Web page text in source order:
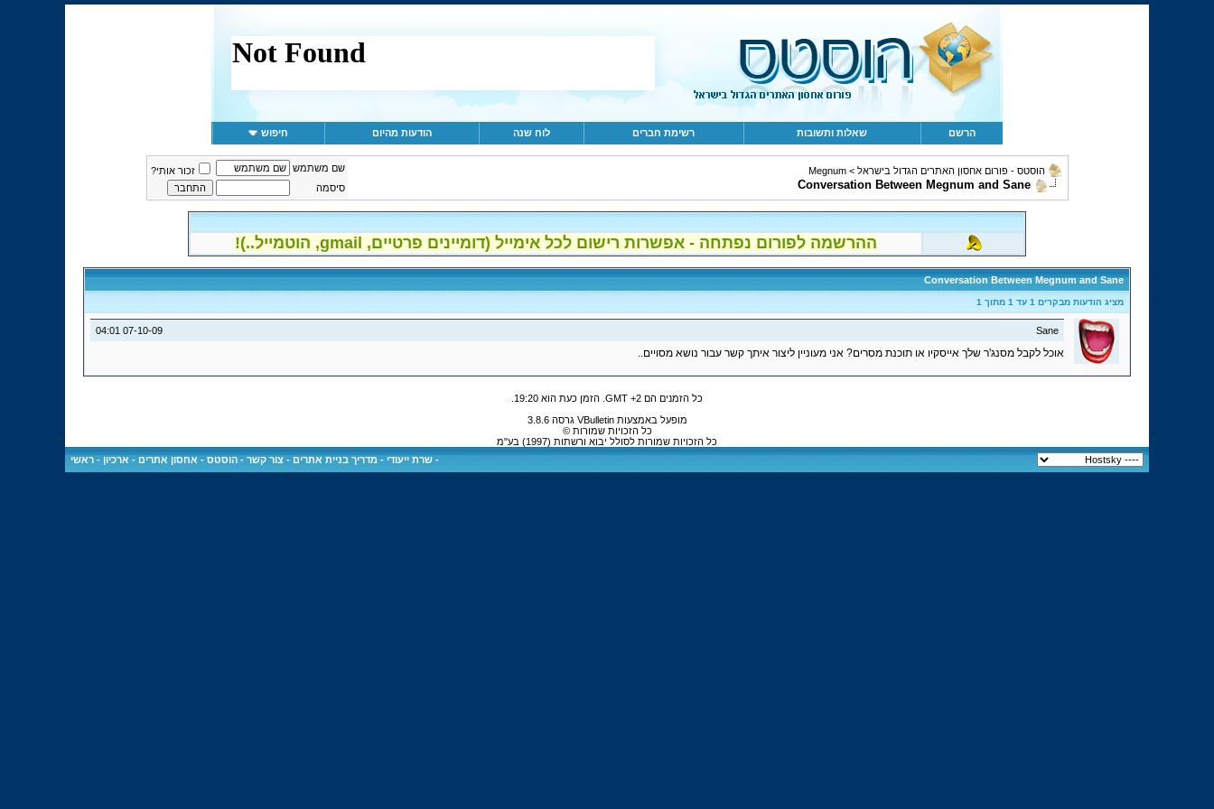
הרשם שאלות ותשובות רשימת חברים לוח שנה הודעות מהיום חיפוש
הוסטס - פורום אחסון האתרים הגדול בישראל >
Megnum
Conversation Between Megnum and Sane
שם משתמש
זכור אותי?
סיסמה
ההרשמה לפורום נפתחה - אפשרות רישום לכל אימייל (דומיינים פרטיים, gmail, הוטמייל..)!
Conversation Between Megnum and Sane
מציג הודעות מבקרים 1 עד 1מתוך 1
07-10-09
04:01 Sane
אוכל לקבל מסנג'ר שלך אייסקיו או תוכנת מסרים? אני מעוניין ליצור איתך קשר עבור נושא מסויים..
כל הזמנים הם GMT +2. הזמן כעת הוא 19:20
מופעל באמצעות VBulletin גרסה 3.8.6
כל הזכויות שמורות ©
כל הזכויות שמורות לסולל יבוא ורשתות (1997) בע"מ
- שרת ייעודי - מדריך בניית אתרים - צור קשר - הוסטס - אחסון אתרים - ארכיון - ראשי